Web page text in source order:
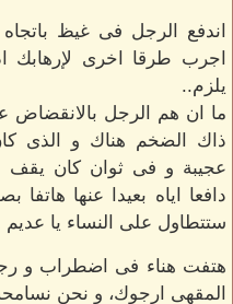
اندفع الرجل فى غيظ
اجرب طرقا اخرى لإرهابك
يلزم..
ما ان هم الرجل
ذاك الضخم هناك و الذى
عجيبة و فى ثوان كان يقف
دافعا اياه بعيدا عنها
ستتطاول على النساء يا عديم
هتفت هناء فى اضطراب و
المقهى ارجوك، و نحن